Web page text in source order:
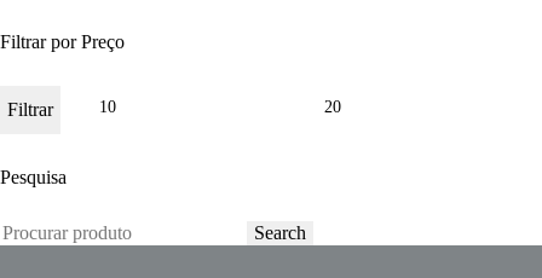
Filtrar por Preço
Filtrar
Pesquisa
Search